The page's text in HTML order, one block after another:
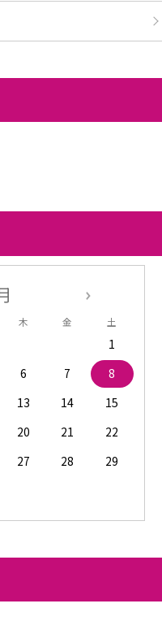
木 金 土
1
6 7
8
13 14
15
20 21
22
27 28
29